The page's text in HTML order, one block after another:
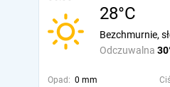
28°C
Odczuwalna
Bezchmurnie,
Opad: 0 mm